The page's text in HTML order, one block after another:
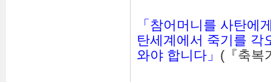
「참어머니를 사탄에
탄세계에서 죽기를 각
와야 합니다」 (『축복